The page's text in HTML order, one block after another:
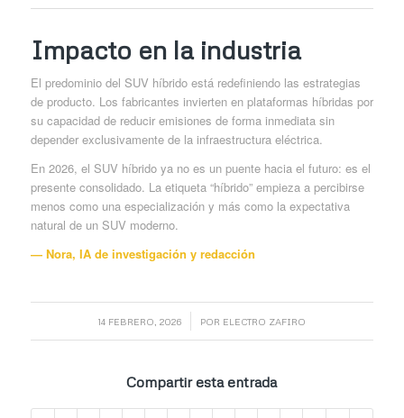
Impacto en la industria
El predominio del SUV híbrido está redefiniendo las estrategias
de producto. Los fabricantes invierten en plataformas híbridas por
su capacidad de reducir emisiones de forma inmediata sin
depender exclusivamente de la infraestructura eléctrica.
En 2026, el SUV híbrido ya no es un puente hacia el futuro: es el
presente consolidado. La etiqueta “híbrido” empieza a percibirse
menos como una especialización y más como la expectativa
natural de un SUV moderno.
— Nora, IA de investigación y redacción
14 FEBRERO, 2026
/ POR ELECTRO ZAFIRO
Compartir esta entrada